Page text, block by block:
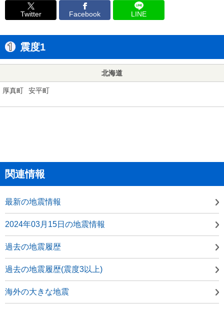
Twitter Facebook LINE
震度1
北海道
厚真町 安平町
関連情報
最新の地震情報
2024年03月15日の地震情報
過去の地震履歴
過去の地震履歴(震度3以上)
海外の大きな地震